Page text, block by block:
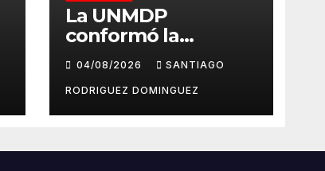
La UNMDP
conformó la
Comisión Asesora
de Autoevaluación y
Planeamiento
04/08/2026 SANTIAGO
RODRIGUEZ DOMINGUEZ